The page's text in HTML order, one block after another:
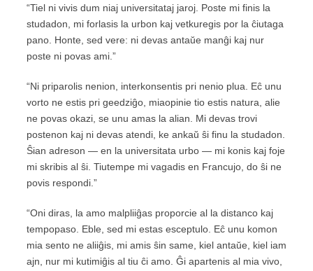
“Tiel ni vivis dum niaj universitataj jaroj. Poste mi finis la
studadon, mi forlasis la urbon kaj vetkuregis por la ĉiutaga
pano. Honte, sed vere: ni devas antaŭe manĝi kaj nur
poste ni povas ami.”
“Ni priparolis nenion, interkonsentis pri nenio plua. Eĉ unu
vorto ne estis pri geedziĝo, miaopinie tio estis natura, alie
ne povas okazi, se unu amas la alian. Mi devas trovi
postenon kaj ni devas atendi, ke ankaŭ ŝi finu la studadon.
Ŝian adreson — en la universitata urbo — mi konis kaj foje
mi skribis al ŝi. Tiutempe mi vagadis en Francujo, do ŝi ne
povis respondi.”
“Oni diras, la amo malpliiĝas proporcie al la distanco kaj
tempopaso. Eble, sed mi estas esceptulo. Eĉ unu komon
mia sento ne aliiĝis, mi amis ŝin same, kiel antaŭe, kiel iam
ajn, nur mi kutimiĝis al tiu ĉi amo. Ĝi apartenis al mia vivo,